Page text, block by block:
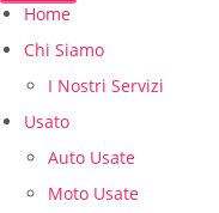
Home
Chi Siamo
I Nostri Servizi
Usato
Auto Usate
Moto Usate